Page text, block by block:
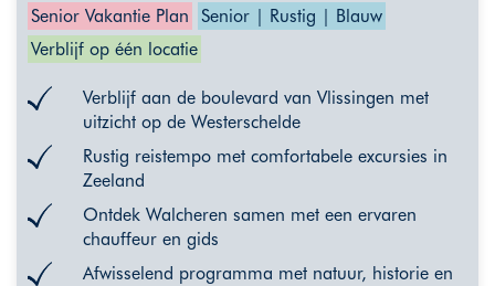
Senior Vakantie Plan
Senior | Rustig | Blauw
Verblijf op één locatie
Verblijf aan de boulevard van Vlissingen met
uitzicht op de Westerschelde
Rustig reistempo met comfortabele excursies in
Zeeland
Ontdek Walcheren samen met een ervaren
chauffeur en gids
Afwisselend programma met natuur, historie en